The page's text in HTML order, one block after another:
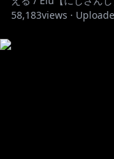
58,183views ·